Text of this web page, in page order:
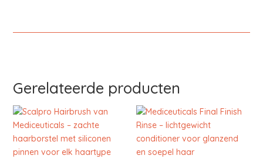
Gerelateerde producten